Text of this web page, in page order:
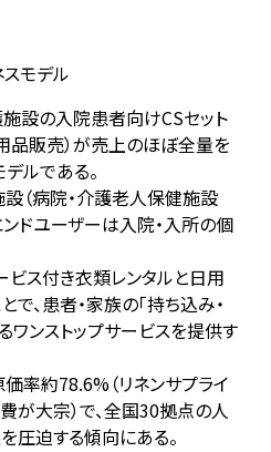
モデル
設の入院患者向けCSセット
品販売）が売上のほぼ全量を
ルである。
（病院・介護老人保健施設
ンドユーザーは入院・入所の個
ス付き衣類レンタルと日用
、患者・家族の「持ち込み・
ワンストップサービスを提供す
率約78.6%（リネンサプライ
が大宗）で、全国30拠点の人
圧迫する傾向にある。